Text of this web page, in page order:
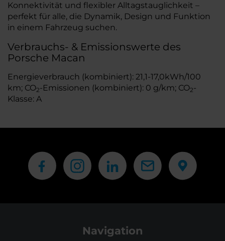
Konnektivität und flexibler Alltagstauglichkeit –
perfekt für alle, die Dynamik, Design und Funktion
in einem Fahrzeug suchen.
Verbrauchs- & Emissionswerte des
Porsche Macan
Energieverbrauch (kombiniert): 21,1-17,0kWh/100
km; CO2-Emissionen (kombiniert): 0 g/km; CO2-
Klasse: A
Navigation